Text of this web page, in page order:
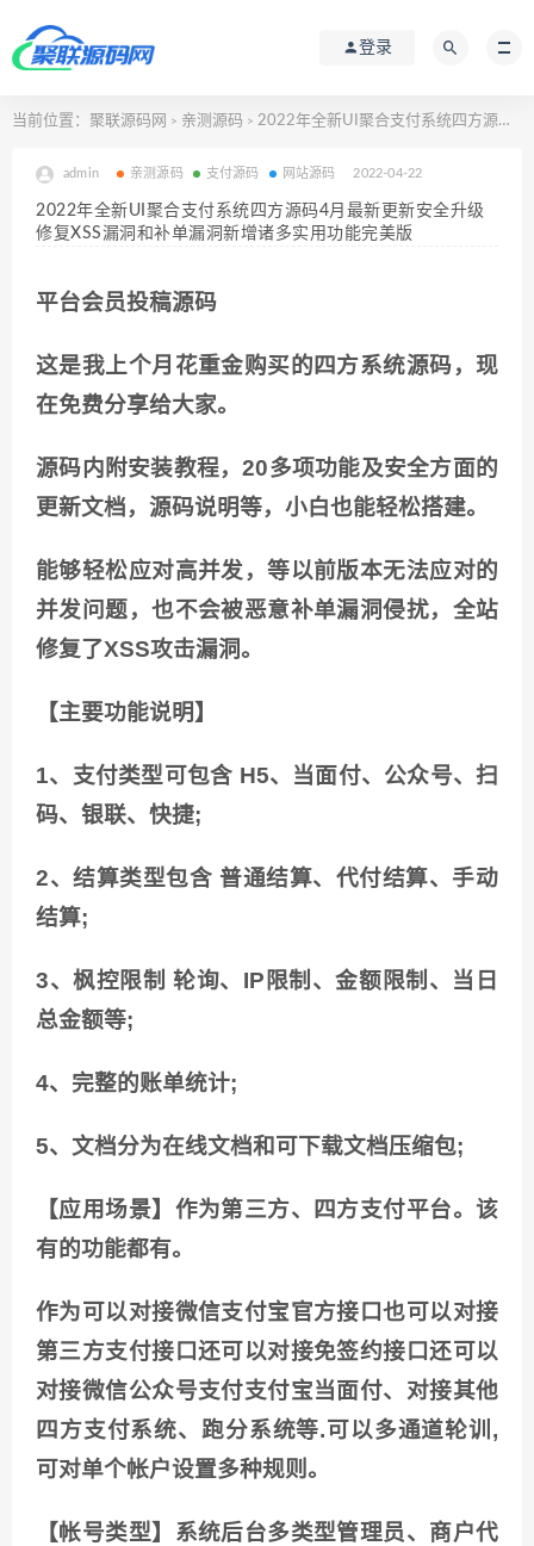
登录
当前位置： 聚联源码网 > 亲测源码 > 2022年全新UI聚合支付系统四方源码4月最新更新安全升级修复XSS漏洞和补单漏洞新增诸多实用功能完美版
admin 亲测源码 支付源码 网站源码 2022-04-22
2022年全新UI聚合支付系统四方源码4月最新更新安全升级
修复XSS漏洞和补单漏洞新增诸多实用功能完美版
平台会员投稿源码
这是我上个月花重金购买的四方系统源码，现
在免费分享给大家。
源码内附安装教程，20多项功能及安全方面的
更新文档，源码说明等，小白也能轻松搭建。
能够轻松应对高并发，等以前版本无法应对的
并发问题，也不会被恶意补单漏洞侵扰，全站
修复了XSS攻击漏洞。
【主要功能说明】
1、支付类型可包含 H5、当面付、公众号、扫
码、银联、快捷;
2、结算类型包含 普通结算、代付结算、手动
结算;
3、枫控限制 轮询、IP限制、金额限制、当日
总金额等;
4、完整的账单统计;
5、文档分为在线文档和可下载文档压缩包;
【应用场景】作为第三方、四方支付平台。该
有的功能都有。
作为可以对接微信支付宝官方接口也可以对接
第三方支付接口还可以对接免签约接口还可以
对接微信公众号支付支付宝当面付、对接其他
四方支付系统、跑分系统等.可以多通道轮训,
可对单个帐户设置多种规则。
【帐号类型】系统后台多类型管理员、商户代